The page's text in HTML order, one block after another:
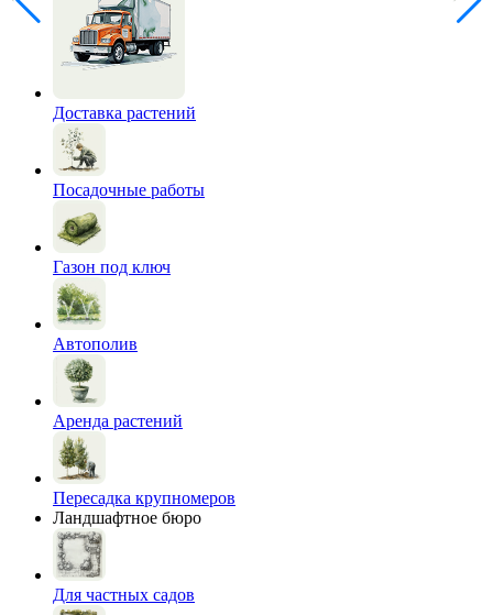
Доставка растений
Посадочные работы
Газон под ключ
Автополив
Аренда растений
Пересадка крупномеров
Ландшафтное бюро
Для частных садов